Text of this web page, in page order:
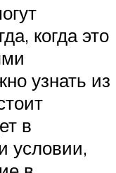
когда это
узнать из
в
условии,